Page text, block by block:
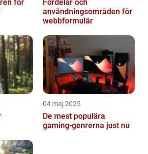
för
Fördelar och
användningsområden för
webbformulär
04 maj 2025
De mest populära
gaming-genrerna just nu